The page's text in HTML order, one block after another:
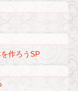
作ろうSP